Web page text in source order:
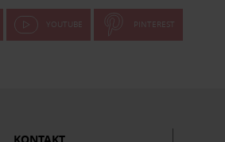
YOUTUBE PINTEREST
KONTAKT